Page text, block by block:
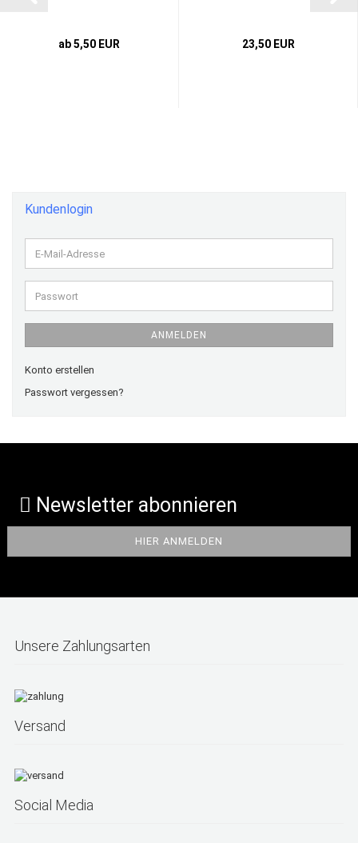
ab 5,50 EUR 23,50 EUR
Kundenlogin
E-
Mail-
Adresse
Passwort
ANMELDEN
Konto erstellen
Passwort vergessen?
Newsletter abonnieren
Unsere Zahlungsarten
Versand
Social Media